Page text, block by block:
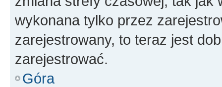
wykonana tylko przez
zarejestrowany, to teraz jest
zarejestrować.
Góra